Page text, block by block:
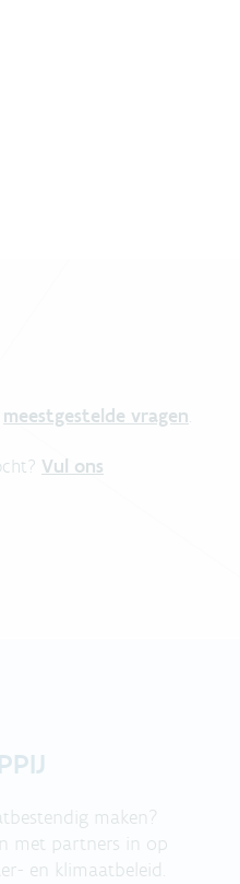
meestgestelde vragen
Vul ons
maken?
met partners in op
en klimaatbeleid.